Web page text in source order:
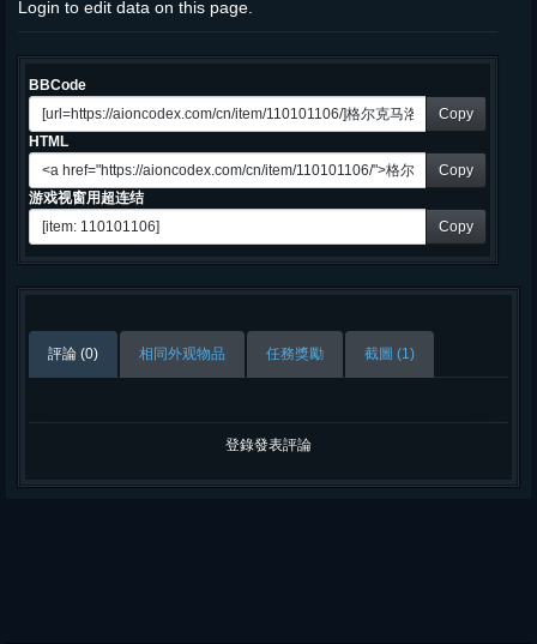
Login to edit data on this page.
BBCode
Copy
HTML
Copy
游戏视窗用超连结
Copy
評論 (0) 相同外观物品 任務獎勵 截圖 (1)
登錄發表評論